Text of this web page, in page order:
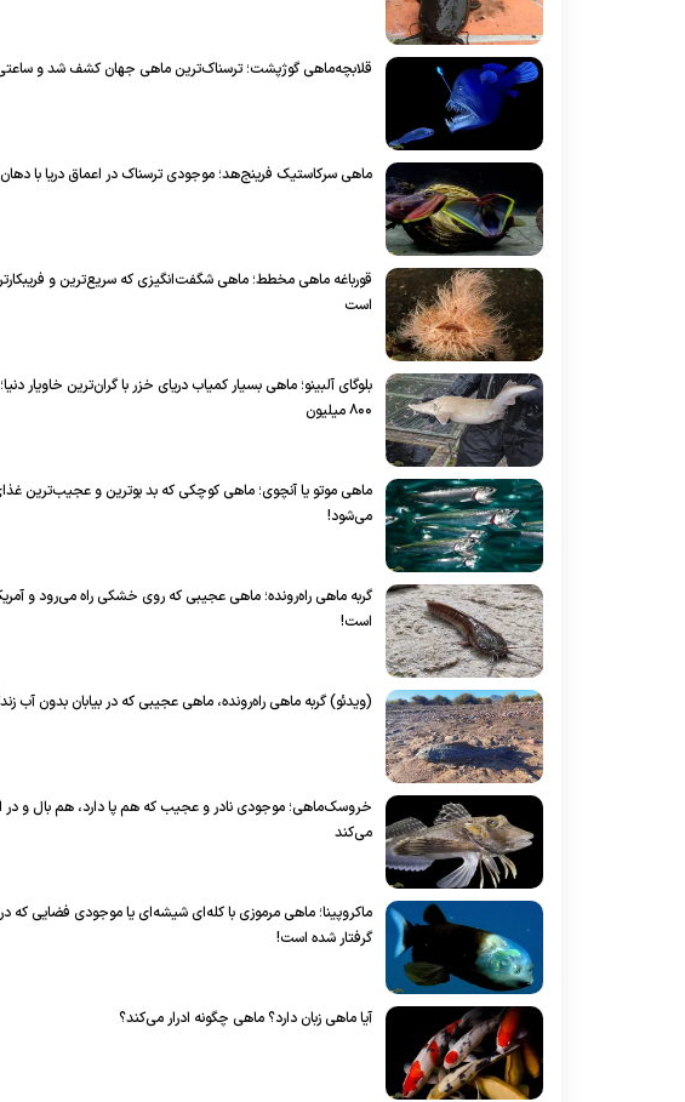
قلابچه‌ماهی گوژپشت؛ ترسناک‌ترین ماهی جهان کشف شد و
ماهی سرکاستیک فرینج‌هد؛ موجودی ترسناک در اعماق دریا با
قورباغه ماهی مخطط؛ ماهی شگفت‌انگیزی که سریع‌ترین و
است
۸۰۰ میلیون
ماهی موتو یا آنچوی؛ ماهی کوچکی که بد بوترین و عجیب‌ترین
می‌شود!
گربه ماهی راه‌رونده؛ ماهی عجیبی که روی خشکی راه می‌رود و
است!
(ویدئو) گربه ماهی راه‌رونده، ماهی عجیبی که در بیابان بدون آب
خروسک‌ماهی؛ موجودی نادر و عجیب که هم پا دارد، هم بال و در
می‌کند
ماکروپینا؛ ماهی مرموزی با کله‌ای شیشه‌ای یا موجودی فضایی که
گرفتار شده است!
آیا ماهی‌ زبان دارد؟ ماهی چگونه ادرار می‌کند؟